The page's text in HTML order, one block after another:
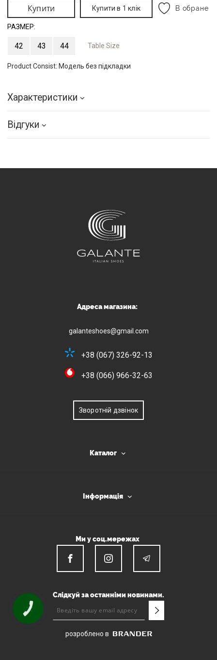
Купити Купити в 1 клік В обране
РАЗМЕР:
42 43 44 Table Size
Product Consist: Модель без підкладки
Характеристики
Відгуки
Адреса магазина:
galanteshoes@gmail.com
+38 (067) 326-92-13
+38 (066) 966-32-63
Зворотній дзвінок
Каталог
Інформація
Ми у соц.мережах
Слідкуй за останніми новинами.
розроблено в
КНОПКА
ЗВ'ЯЗКУ